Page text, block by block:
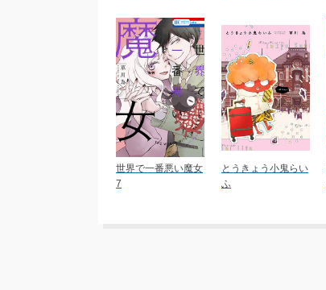
世界で一番悪い魔女
7
とうきょう小鬼らい
ふ